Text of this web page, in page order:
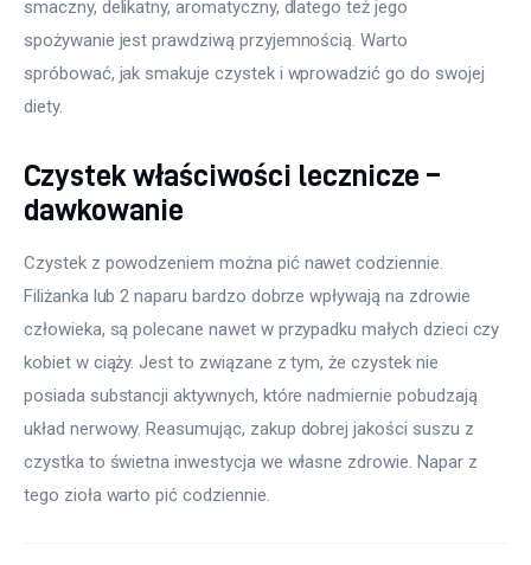
smaczny, delikatny, aromatyczny, dlatego też jego
spożywanie jest prawdziwą przyjemnością. Warto
spróbować, jak smakuje czystek i wprowadzić go do swojej
diety.
Czystek właściwości lecznicze –
dawkowanie
Czystek z powodzeniem można pić nawet codziennie.
Filiżanka lub 2 naparu bardzo dobrze wpływają na zdrowie
człowieka, są polecane nawet w przypadku małych dzieci czy
kobiet w ciąży. Jest to związane z tym, że czystek nie
posiada substancji aktywnych, które nadmiernie pobudzają
układ nerwowy. Reasumując, zakup dobrej jakości suszu z
czystka to świetna inwestycja we własne zdrowie. Napar z
tego zioła warto pić codziennie.